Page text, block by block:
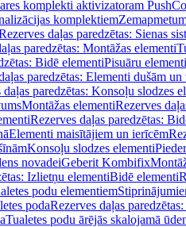
komplekti aktivizatoram
komplektiem
daļas paredzētas: Sienas
paredzētas: Montāžas elementi
Bidē elementiPisuāru elementi
paredzētas: Elementi dušām un
daļas paredzētas: Konsoļu slodzes
Montāžas elementiRezerves
Rezerves daļas paredzētas:
Elementi maisītājiem un ierīcēm
Konsoļu slodzes elementi
novadeiGeberit Kombifix
Izlietņu elementiBidē elementi
podu elementiem
podaRezerves daļas
Tualetes podu ārējās skalojamā